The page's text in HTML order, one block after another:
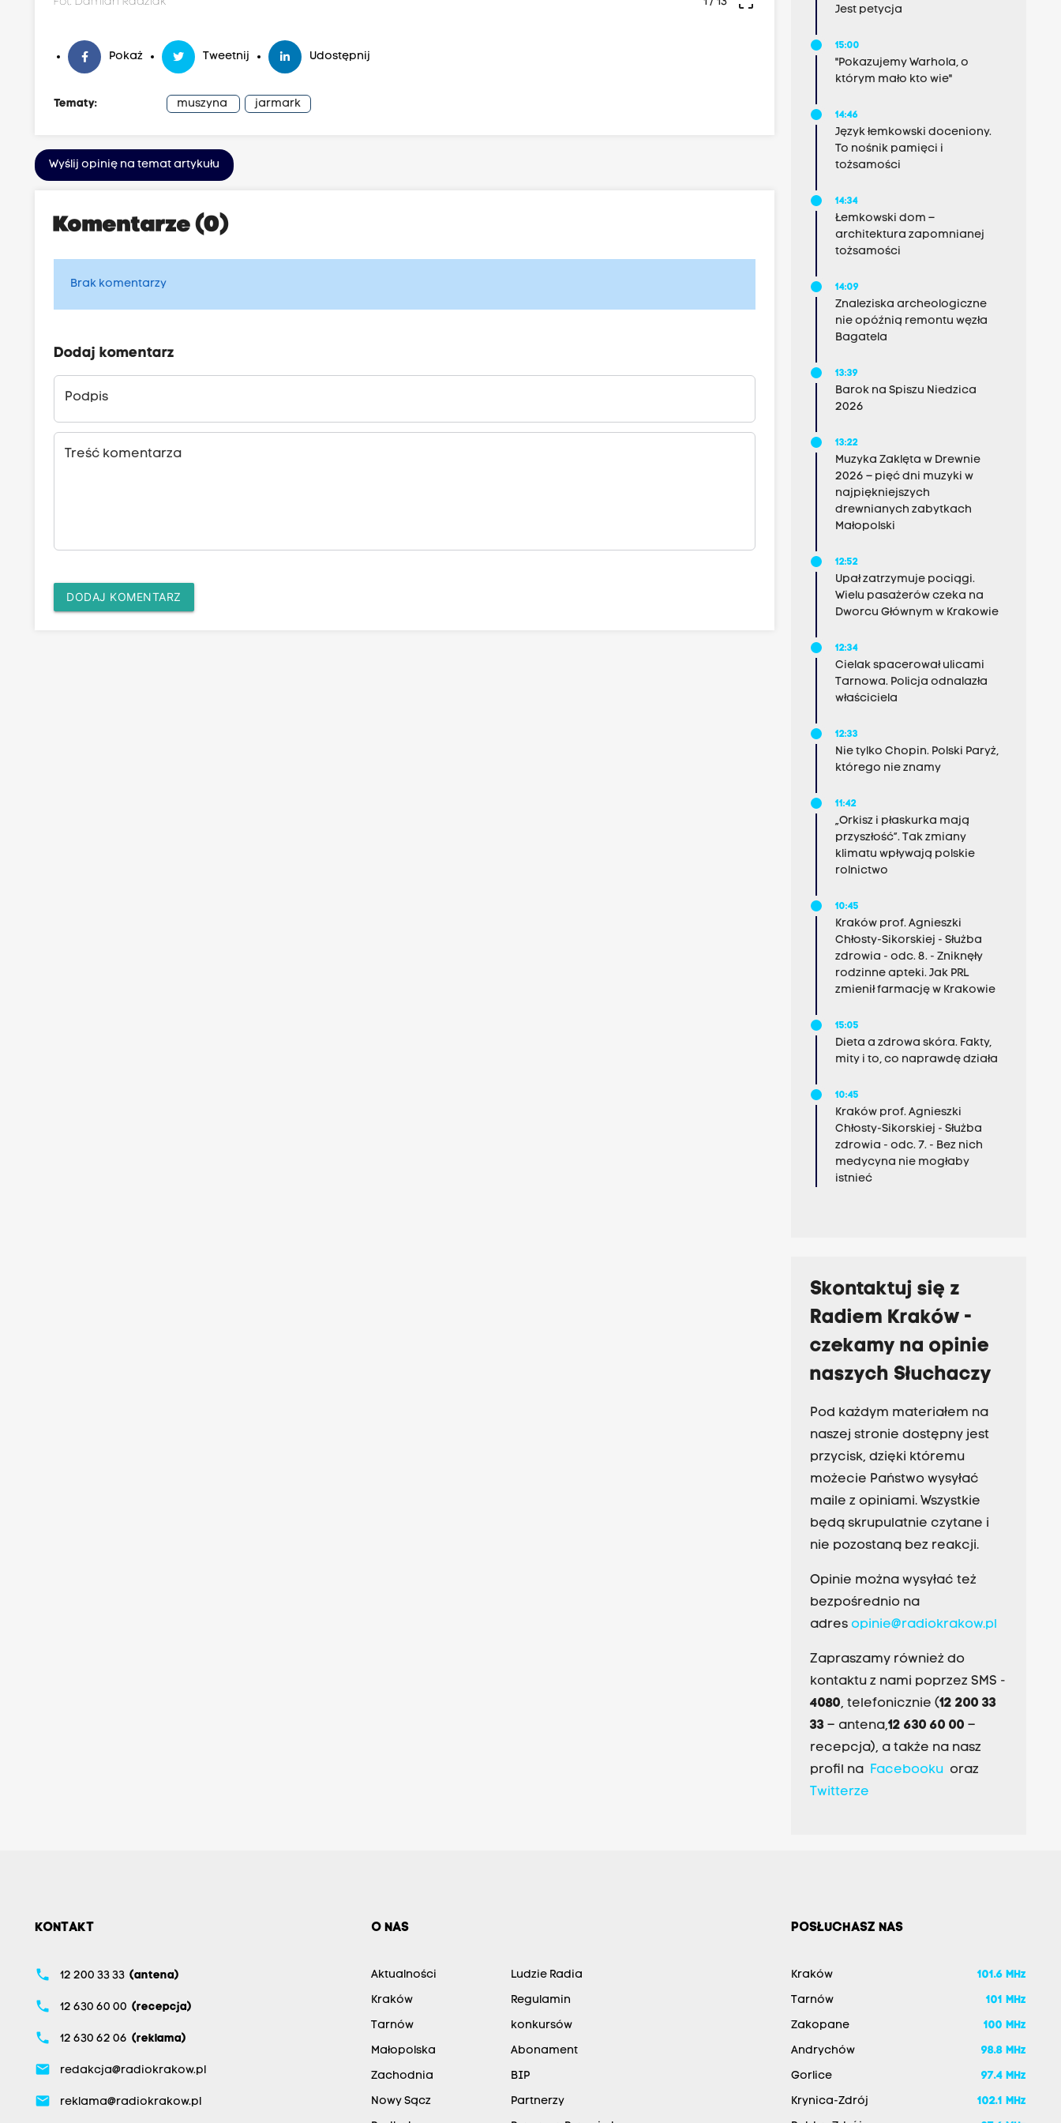
Pokaż Tweetnij Udostępnij
Tematy: muszyna jarmark
Wyślij opinię na temat artykułu
Komentarze (0)
Brak komentarzy
Dodaj komentarz
Podpis
Treść komentarza
DODAJ KOMENTARZ
Jest petycja
15:00
"Pokazujemy Warhola, o
którym mało kto wie"
14:46
Język łemkowski doceniony.
To nośnik pamięci i
tożsamości
14:34
Łemkowski dom –
architektura zapomnianej
tożsamości
14:09
Znaleziska archeologiczne
nie opóźnią remontu węzła
Bagatela
13:39
Barok na Spiszu Niedzica
2026
13:22
Muzyka Zaklęta w Drewnie
2026 – pięć dni muzyki w
najpiękniejszych
drewnianych zabytkach
Małopolski
12:52
Upał zatrzymuje pociągi.
Wielu pasażerów czeka na
Dworcu Głównym w Krakowie
12:34
Cielak spacerował ulicami
Tarnowa. Policja odnalazła
właściciela
12:33
Nie tylko Chopin. Polski Paryż,
którego nie znamy
11:42
„Orkisz i płaskurka mają
przyszłość”. Tak zmiany
klimatu wpływają polskie
rolnictwo
10:45
Kraków prof. Agnieszki
Chłosty-Sikorskiej - Służba
zdrowia - odc. 8. - Zniknęły
rodzinne apteki. Jak PRL
zmienił farmację w Krakowie
15:05
Dieta a zdrowa skóra. Fakty,
mity i to, co naprawdę działa
10:45
Kraków prof. Agnieszki
Chłosty-Sikorskiej - Służba
zdrowia - odc. 7. - Bez nich
medycyna nie mogłaby
istnieć
Skontaktuj się z
Radiem Kraków -
czekamy na opinie
naszych Słuchaczy
Pod każdym materiałem na
naszej stronie dostępny jest
przycisk, dzięki któremu
możecie Państwo wysyłać
maile z opiniami. Wszystkie
będą skrupulatnie czytane i
nie pozostaną bez reakcji.
Opinie można wysyłać też
bezpośrednio na
adres opinie@radiokrakow.pl
Zapraszamy również do
kontaktu z nami poprzez SMS -
4080, telefonicznie (12 200 33
33– antena,12 630 60 00 –
recepcja), a także na nasz
profil na Facebookuoraz
Twitterze
KONTAKT
phone 12 200 33 33 (antena)
phone 12 630 60 00 (recepcja)
phone 12 630 62 06 (reklama)
email redakcja@radiokrakow.pl
email reklama@radiokrakow.pl
O NAS
Aktualności
Kraków
Tarnów
Małopolska
Zachodnia
Nowy Sącz
Ludzie Radia
Regulamin
konkursów
Abonament
BIP
Partnerzy
POSŁUCHASZ NAS
Kraków 101.6 MHz
Tarnów 101 MHz
Zakopane 100 MHz
Andrychów 98.8 MHz
Gorlice 97.4 MHz
Krynica-Zdrój 102.1 MHz